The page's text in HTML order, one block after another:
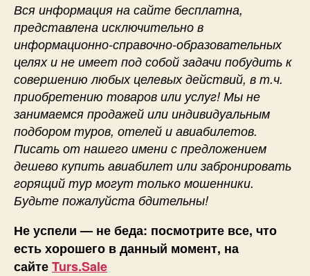
Вся информация на сайте бесплатна,
представлена исключительно в
информационно-справочно-образовательных
целях и не имеет под собой задачи побудить к
совершению любых целевых действий, в т.ч.
приобретению товаров или услуг! Мы не
занимаемся продажей или индивидуальным
подбором туров, отелей и авиабилетов.
Писать от нашего имени с предложением
дешево купить авиабилет или забронировать
горящий тур могут только мошенники.
Будьте пожалуйста бдительны!
Не успели — не беда: посмотрите все, что
есть хорошего в данный момент, на
сайтеTurs.Sale